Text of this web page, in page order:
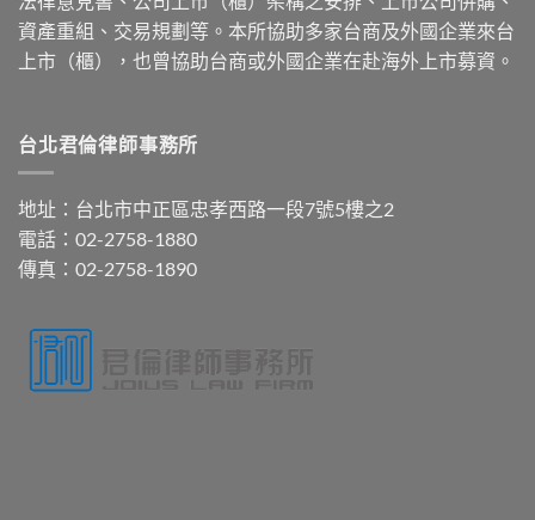
資產重組、交易規劃等。本所協助多家台商及外國企業來台
上市（櫃），也曾協助台商或外國企業在赴海外上市募資。
台北君倫律師事務所
地址：台北市中正區忠孝西路一段7號5樓之2
電話：02-2758-1880
傳真：02-2758-1890